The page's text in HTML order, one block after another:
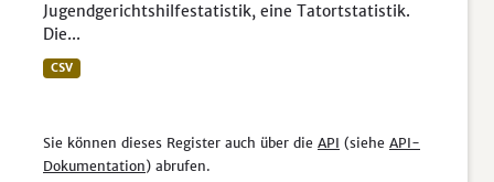
Jugendgerichtshilfestatistik, eine Tatortstatistik.
Die...
CSV
Sie können dieses Register auch über die API (siehe API-
Dokumentation) abrufen.